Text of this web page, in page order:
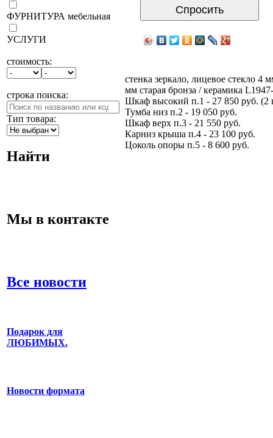
ФУРНИТУРА мебельная
УСЛУГИ
стоимость:
строка поиска:
Тип товара:
Найти
Мы в контакте
Все новости
Подарок для
ЛЮБИМЫХ.
Новости формата
Спросить
стенка зеркало, лицевое стекло 4
мм старая бронза / керамика
Шкаф высокий п.1 - 27 850 руб. (2
Тумба низ п.2 - 19 050 руб.
Шкаф верх п.3 - 21 550 руб.
Карниз крыша п.4 - 23 100 руб.
Цоколь опоры п.5 - 8 600 руб.